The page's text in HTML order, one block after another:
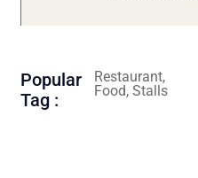
Popular
Tag :
Restaurant,
Food, Stalls